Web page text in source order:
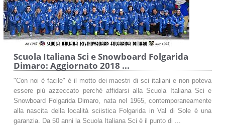
Scuola Italiana Sci e Snowboard Folgarida
Dimaro: Aggiornato 2018 ...
"Con noi è facile" è il motto dei maestri di sci italiani e non poteva
essere più azzeccato perchè affidarsi alla Scuola Italiana Sci e
Snowboard Folgarida Dimaro, nata nel 1965, contemporaneamente
alla nascita della località sciistica Folgarida in Val di Sole è una
garanzia. Da 50 anni la Scuola Italiana Sci è il punto di ...